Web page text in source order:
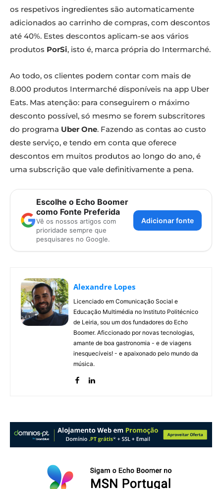
os respetivos ingredientes são automaticamente
adicionados ao carrinho de compras, com descontos
até 40%. Estes descontos aplicam-se aos vários
produtos PorSi, isto é, marca própria do Intermarché.
Ao todo, os clientes podem contar com mais de
8.000 produtos Intermarché disponíveis na app Uber
Eats. Mas atenção: para conseguirem o máximo
desconto possível, só mesmo se forem subscritores
do programa Uber One. Fazendo as contas ao custo
deste serviço, e tendo em conta que oferece
descontos em muitos produtos ao longo do ano, é
uma subscrição que vale definitivamente a pena.
Escolhe o Echo Boomer
como Fonte Preferida
Vê os nossos artigos com
prioridade sempre que
pesquisares no Google.
Adicionar fonte
Alexandre Lopes
Licenciado em Comunicação Social e
Educação Multimédia no Instituto Politécnico
de Leiria, sou um dos fundadores do Echo
Boomer. Aficcionado por novas tecnologias,
amante de boa gastronomia - e de viagens
inesquecíveis! - e apaixonado pelo mundo da
música.